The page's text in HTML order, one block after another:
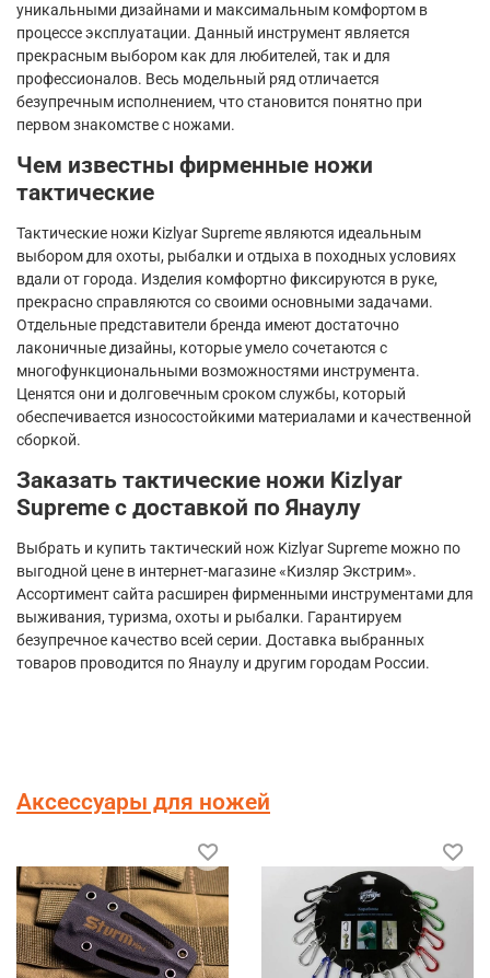
уникальными дизайнами и максимальным комфортом в
процессе эксплуатации. Данный инструмент является
прекрасным выбором как для любителей, так и для
профессионалов. Весь модельный ряд отличается
безупречным исполнением, что становится понятно при
первом знакомстве с ножами.
Чем известны фирменные ножи
тактические
Тактические ножи KizlyarSupremeявляются идеальным
выбором для охоты, рыбалки и отдыха в походных условиях
вдали от города. Изделия комфортно фиксируются в руке,
прекрасно справляются со своими основными задачами.
Отдельные представители бренда имеют достаточно
лаконичные дизайны, которые умело сочетаются с
многофункциональными возможностями инструмента.
Ценятся они и долговечным сроком службы, который
обеспечивается износостойкими материалами и качественной
сборкой.
Заказать тактические ножи Kizlyar
Supreme с доставкой по Янаулу
Выбрать и купить тактический нож KizlyarSupreme можно по
выгодной цене в интернет-магазине «Кизляр Экстрим».
Ассортимент сайта расширен фирменными инструментами для
выживания, туризма, охоты и рыбалки. Гарантируем
безупречное качество всей серии. Доставка выбранных
товаров проводится по Янаулу и другим городам России.
Аксессуары для ножей